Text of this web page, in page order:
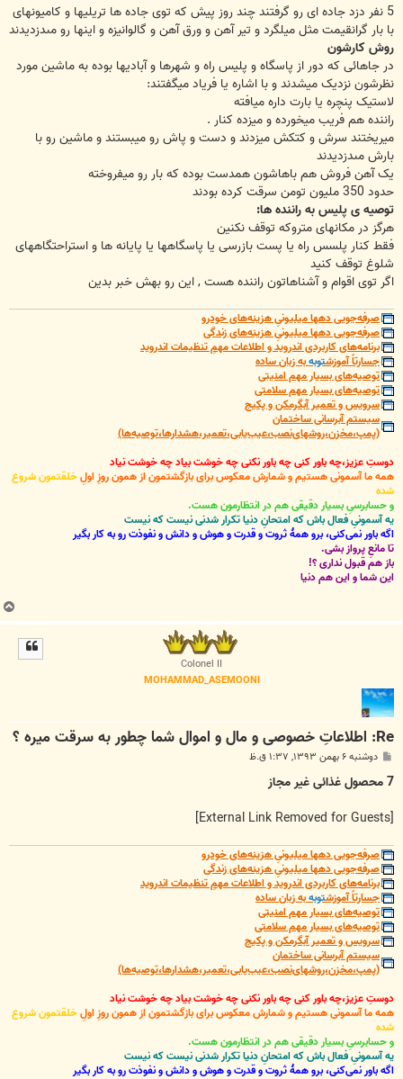
ت
5 نفر دزد جاده ای رو گرفتند چند روز پیش که توی جاده ها تریلیها و کامیونهای
با بار گرانقیمت مثل میلگرد و تیر آهن و ورق آهن و گالوانیزه و اینها رو مىدزدیدند
روش کارشون
در جاهائی که دور از پاسگاه و پلیس راه و شهرها و آبادیها بوده به ماشین مورد
نظرشون نزدیک میشدند و با اشاره یا فریاد میگفتند:
لاستیک پنچره یا بارت داره میافته
راننده هم فریب میخورده و میزده کنار .
میریختند سرش و کتکش میزدند و دست و پاش رو میبستند و ماشین رو با
بارش مىدزدیدند
یک آهن فروش هم باهاشون همدست بوده که بار رو میفروخته
حدود 350 ملیون تومن سرقت کرده بودند
توصیه ی پلیس به راننده ها:
هرگز در مکانهای متروکه توقف نکنین
فقط کنار پلسس راه یا پست بازرسی یا پاسگاهها یا پایانه ها و استراحتگاههای
شلوغ توقف کنید
اگر توی اقوام و آشناهاتون راننده هست , این رو بهش خبر بدین
صرفه‌جویی دهها میلیونیِ هزینه‌های خودرو
صرفه‌جویی دهها میلیونیِ هزینه‌های زندگی
برنامه‌های کاربردی اندروید و اطلاعات مهمِ تنظیمات اندروید
جسارتاً آموزشتوبهبه زبان ساده
توصیه‌های بسیار مهم امنیتی
توصیه‌های بسیار مهم سلامتی
سرویس و تعمیر آبگرمکن و پکیج
سیستم آبرسانی ساختمان
(پمپ،مخزن،روشهای‌نصب،عیب‌یابی،تعمیر،هشدارها،توصیه‌ها)
دوستِ عزیز،چه باور کنی چه باور نکنی چه خوشت بیاد چه خوشت نیاد
همه ما آسمونی هستیم و شمارش معکوس برای بازگشتمون از همون روزِ اولِخلقتمون شروع
شده
و حسابرسیِ بسیار دقیقی هم در انتظارمون هست.
یه آسمونیِ فعال باش که امتحانِ دنیا تکرار شدنی نیست که نیست
اگه باور نمی‌کنی، برو همۀ ثروت و قدرت و هوش و دانش و نفوذت رو به کار بگیر
تا مانعِ پرواز بشی.
باز هم قبول نداری ؟!
این شما و این هم دنیا
ب
ا
Colonel II
MOHAMMAD_ASEMOONI
Re: اطلاعاتِ خصوصی و مال و اموال شما چطور به سرقت میره ؟
پ
ت
دوشنبه ۶ بهمن ۱۳۹۳, ۱:۳۷ ق.ظ
7 محصول غذائی غیر مجاز
صرفه‌جویی دهها میلیونیِ هزینه‌های خودرو
صرفه‌جویی دهها میلیونیِ هزینه‌های زندگی
برنامه‌های کاربردی اندروید و اطلاعات مهمِ تنظیمات اندروید
جسارتاً آموزشتوبهبه زبان ساده
توصیه‌های بسیار مهم امنیتی
توصیه‌های بسیار مهم سلامتی
سرویس و تعمیر آبگرمکن و پکیج
سیستم آبرسانی ساختمان
(پمپ،مخزن،روشهای‌نصب،عیب‌یابی،تعمیر،هشدارها،توصیه‌ها)
دوستِ عزیز،چه باور کنی چه باور نکنی چه خوشت بیاد چه خوشت نیاد
همه ما آسمونی هستیم و شمارش معکوس برای بازگشتمون از همون روزِ اولِخلقتمون شروع
شده
و حسابرسیِ بسیار دقیقی هم در انتظارمون هست.
یه آسمونیِ فعال باش که امتحانِ دنیا تکرار شدنی نیست که نیست
اگه باور نمی‌کنی، برو همۀ ثروت و قدرت و هوش و دانش و نفوذت رو به کار بگیر